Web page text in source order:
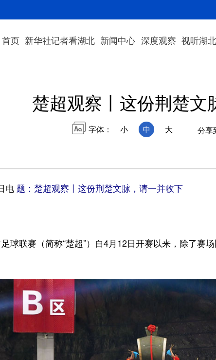
首页 新华社记者看湖北 新闻中心 深度观察 视听湖北
楚超观察丨这份荆楚文
字体： 小 中 大 分享
电 题：楚超观察丨这份荆楚文脉，请一并收下
联赛（简称“楚超”）自4月12日开赛以来，除了赛